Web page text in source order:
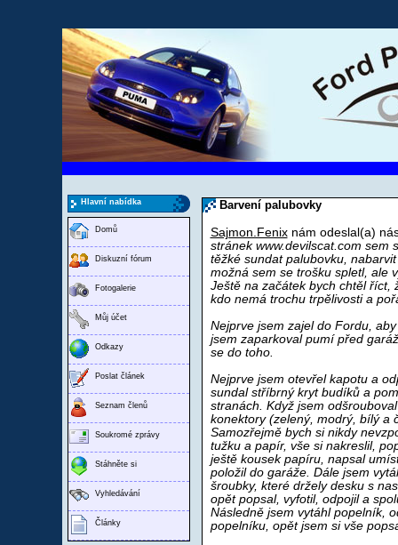
Hlavní nabídka
Domů
Diskuzní fórum
Fotogalerie
Můj účet
Odkazy
Poslat článek
Seznam členů
Soukromé zprávy
Stáhněte si
Vyhledávání
Články
Barvení palubovky
Sajmon.Fenixnám odeslal(a)
stránek www.devilscat.com sem
těžké sundat palubovku,
možná sem se trošku spletl, ale
Ještě na začátek bych chtěl říct,
kdo nemá trochu trpělivosti a
Nejprve jsem zajel do Fordu,
jsem zaparkoval pumí před
se do toho.
Nejprve jsem otevřel kapotu a
sundal stříbrný kryt budíků a
stranách. Když jsem
konektory (zelený, modrý, bílý a
Samozřejmě bych si nikdy
tužku a papír, vše si nakreslil,
ještě kousek papíru, napsal
položil do garáže. Dále jsem
šroubky, které držely desku s
opět popsal, vyfotil, odpojil a
Následně jsem vytáhl popelník,
popelníku, opět jsem si vše